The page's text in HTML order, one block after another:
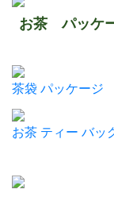
お茶 パッケ
茶袋 パッケージ
お茶 ティー バッ